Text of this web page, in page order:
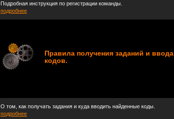
Подробная инструкция по регистрации команды.
подробнее
Правила получения заданий и ввода
кодов.
О том, как получать задания и куда вводить найденные коды.
подробнее